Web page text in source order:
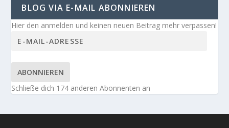
BLOG VIA E-MAIL ABONNIEREN
Hier den anmelden und keinen neuen Beitrag mehr verpassen!
ABONNIEREN
Schließe dich 174 anderen Abonnenten an